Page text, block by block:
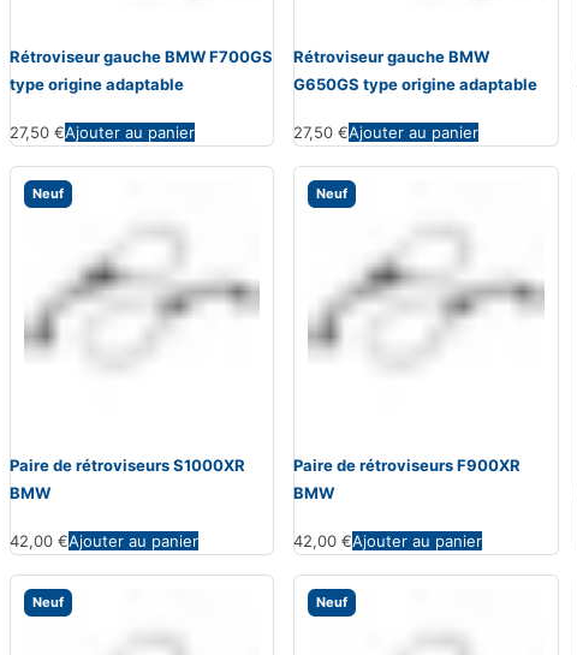
Rétroviseur gauche BMW F700GS
type origine adaptable
27,50 €Ajouter au panier
Rétroviseur gauche BMW
G650GS type origine adaptable
27,50€Ajouter au panier
Neuf
Paire de rétroviseurs S1000XR
BMW
42,00 €Ajouter au panier
Neuf
Paire de rétroviseurs F900XR
BMW
42,00€Ajouter au panier
Neuf Neuf